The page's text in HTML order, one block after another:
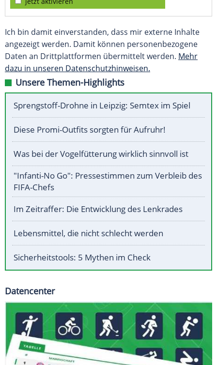
Ich bin damit einverstanden, dass mir externe Inhalte
angezeigt werden. Damit können personenbezogene
Daten an Drittplattformen übermittelt werden. Mehr
dazu in unseren Datenschutzhinweisen.
Unsere Themen-Highlights
Sprengstoff-Drohne in Leipzig: Semtex im Spiel
Diese Promi-Outfits sorgten für Aufruhr!
Was bei der Vogelfütterung wirklich sinnvoll ist
"Infanti-No Go": Pressestimmen zum Verbleib des
FIFA-Chefs
Im Zeitraffer: Die Entwicklung des Lenkrades
Lebensmittel, die nicht schlecht werden
Sicherheitstools: 5 Mythen im Check
Datencenter